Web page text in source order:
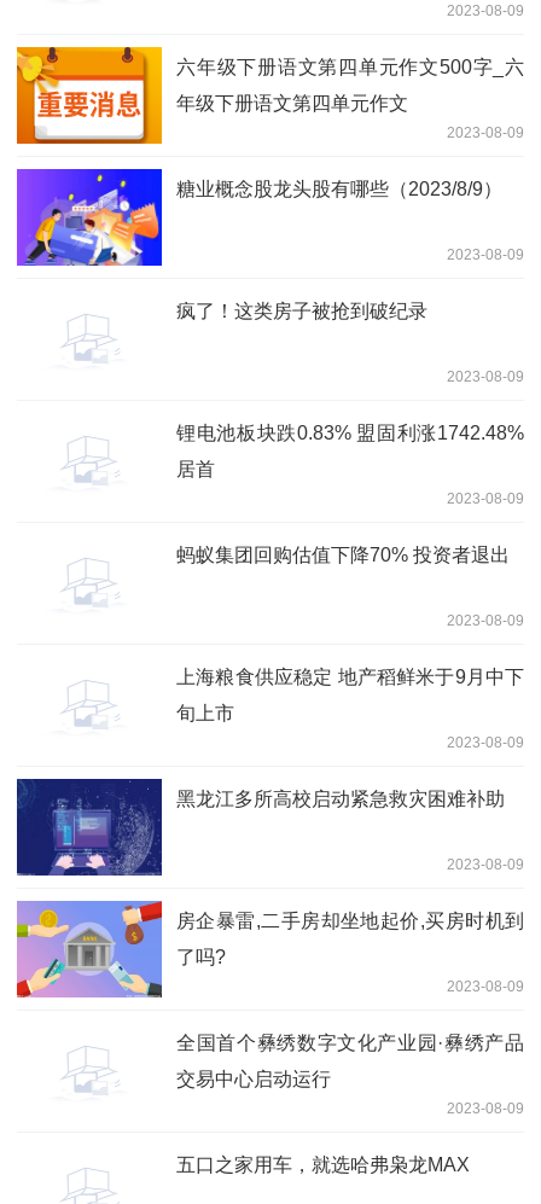
2023-08-09
六年级下册语文第四单元作文500字_六
年级下册语文第四单元作文
2023-08-09
糖业概念股龙头股有哪些（2023/8/9）
2023-08-09
疯了！这类房子被抢到破纪录
2023-08-09
锂电池板块跌0.83% 盟固利涨1742.48%
居首
2023-08-09
蚂蚁集团回购估值下降70% 投资者退出
2023-08-09
上海粮食供应稳定 地产稻鲜米于9月中下
旬上市
2023-08-09
黑龙江多所高校启动紧急救灾困难补助
2023-08-09
房企暴雷,二手房却坐地起价,买房时机到
了吗?
2023-08-09
全国首个彝绣数字文化产业园·彝绣产品
交易中心启动运行
2023-08-09
五口之家用车，就选哈弗枭龙MAX